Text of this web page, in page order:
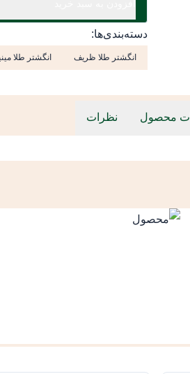
دسته‌بندی‌ها:
انگشتر طلا ظریف انگشتر طلا
محصول نظرات